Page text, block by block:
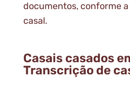
documentos, conforme
casal.
Casais casados
Transcrição de